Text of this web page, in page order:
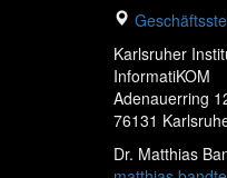
Karlsruher
InformatiKOM
Adenauerring
76131
Dr. Matthias